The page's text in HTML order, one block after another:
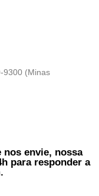
9300 (Minas
nos envie, nossa
para responder a